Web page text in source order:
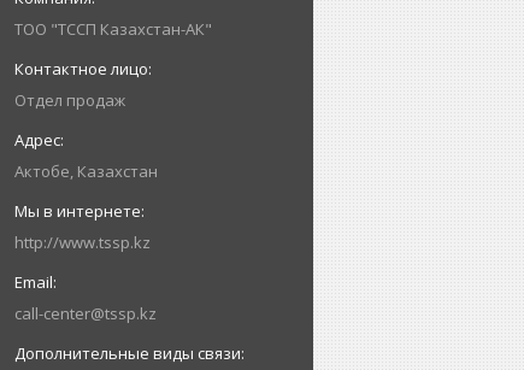
ТОО "ТССП Казахстан-АК"
Отдел продаж
Актобе, Казахстан
http://www.tssp.kz
call-center@tssp.kz